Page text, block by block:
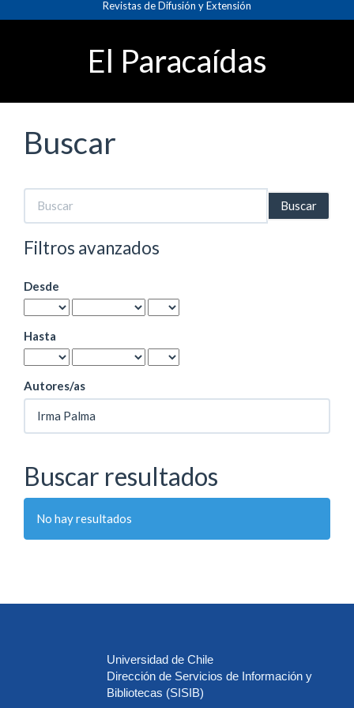
principal
Revistas de Difusión y Extensión
El Paracaídas
Buscar
Buscar
artículos
por
Filtros avanzados
Desde
Hasta
Autores/as
Buscar resultados
No hay resultados
Universidad de Chile
Dirección de Servicios de Información y
Bibliotecas (SISIB)